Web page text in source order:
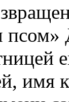
псом»
имя